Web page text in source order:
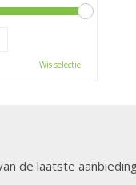
Wis selectie
de laatste